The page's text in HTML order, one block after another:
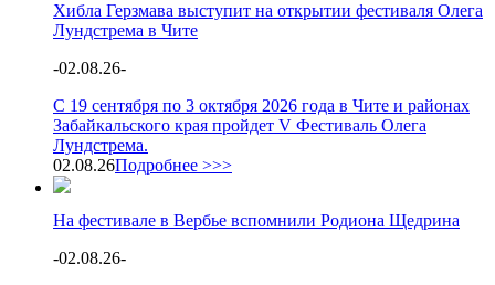
Хибла Герзмава выступит на открытии фестиваля Олега
Лундстрема в Чите
-02.08.26-
С 19 сентября по 3 октября 2026 года в Чите и районах
Забайкальского края пройдет V Фестиваль Олега
Лундстрема.
02.08.26Подробнее >>>
На фестивале в Вербье вспомнили Родиона Щедрина
-02.08.26-